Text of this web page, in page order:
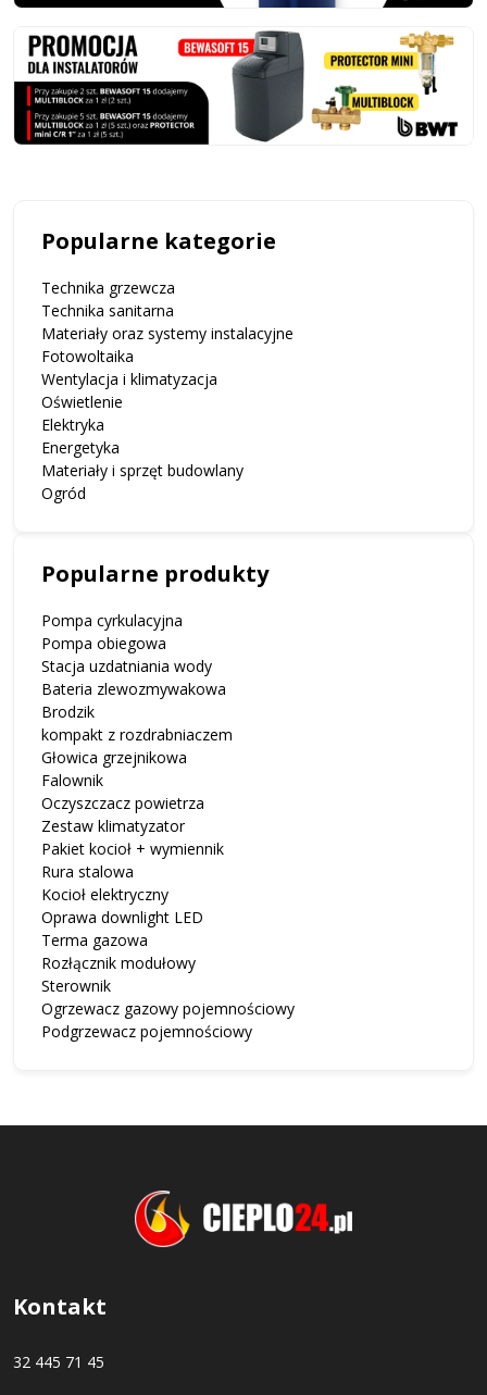
Popularne kategorie
Technika grzewcza
Technika sanitarna
Materiały oraz systemy instalacyjne
Fotowoltaika
Wentylacja i klimatyzacja
Oświetlenie
Elektryka
Energetyka
Materiały i sprzęt budowlany
Ogród
Popularne produkty
Pompa cyrkulacyjna
Pompa obiegowa
Stacja uzdatniania wody
Bateria zlewozmywakowa
Brodzik
kompakt z rozdrabniaczem
Głowica grzejnikowa
Falownik
Oczyszczacz powietrza
Zestaw klimatyzator
Pakiet kocioł + wymiennik
Rura stalowa
Kocioł elektryczny
Oprawa downlight LED
Terma gazowa
Rozłącznik modułowy
Sterownik
Ogrzewacz gazowy pojemnościowy
Podgrzewacz pojemnościowy
Kontakt
32 445 71 45